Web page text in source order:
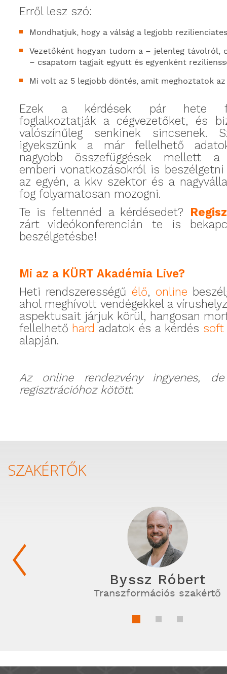
Erről lesz szó:
Mondhatjuk, hogy a válság a legjobb
Vezetőként hogyan tudom a – jelenleg távolról,
– csapatom tagjait együtt és egyenként
Mi volt az 5 legjobb döntés, amit meghoztatok
Ezek a kérdések pár hete
foglalkoztatják a cégvezetőket, és
valószínűleg senkinek sincsenek.
igyekszünk a már fellelhető
nagyobb összefüggések mellett a
emberi vonatkozásokról is
az egyén, a kkv szektor és a
fog folyamatosan mozogni.
Te is feltennéd a kérdésedet?
zárt videókonferencián te is
beszélgetésbe!
Mi az a KÜRT Akadémia Live?
Heti rendszerességű élő, online
ahol meghívott vendégekkel a
aspektusait járjuk körül, hangosan
fellelhető hard adatok és a kérdés soft
alapján.
Az online rendezvény ingyenes,
regisztrációhoz kötött.
SZAKÉRTŐK
Byssz Róbert
Transzformációs szakértő